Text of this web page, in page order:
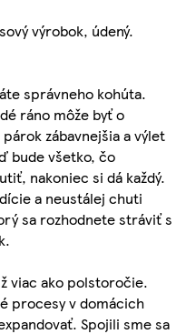
výrobok, údený.
správneho kohúta.
ráno môže byť o
zábavnejšia a výlet
bude všetko, čo
nakoniec si dá každý.
a neustálej chuti
sa rozhodnete stráviť s
viac ako polstoročie.
procesy v domácich
Spojili sme sa